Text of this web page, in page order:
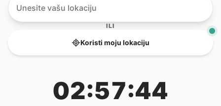
ILI
Koristi moju lokaciju
02:57:44